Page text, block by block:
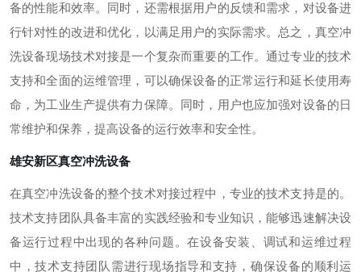
备的性能和效率。同时，还需根据用户的反馈和需求，对设备进
行针对性的改进和优化，以满足用户的实际需求。 总之，真空冲
洗设备现场技术对接是一个复杂而重要的工作。通过专业的技术
支持和全面的运维管理，可以确保设备的正常运行和延长使用寿
命，为工业生产提供有力保障。同时，用户也应加强对设备的日
常维护和保养，提高设备的运行效率和安全性。
雄安新区真空冲洗设备
在真空冲洗设备的整个技术对接过程中，专业的技术支持是的。
技术支持团队具备丰富的实践经验和专业知识，能够迅速解决设
备运行过程中出现的各种问题。在设备安装、调试和运维过程
中，技术支持团队需进行现场指导和支持，确保设备的顺利运